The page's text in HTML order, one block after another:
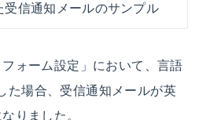
受信通知メールのサンプル
ォーム設定」において、言語
た場合、受信通知メールが英
りました。